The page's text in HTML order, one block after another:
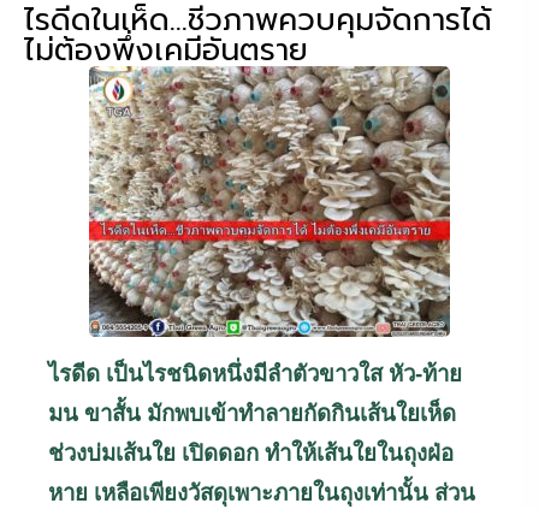
ไรดีดในเห็ด…ชีวภาพควบคุมจัดการได้
ไม่ต้องพึ่งเคมีอันตราย
ไรดีด เป็นไรชนิดหนึ่งมีลำตัวขาวใส หัว-ท้าย
มน ขาสั้น มักพบเข้าทำลายกัดกินเส้นใยเห็ด
ช่วงบ่มเส้นใย เปิดดอก ทำให้เส้นใยในถุงฝ่อ
หาย เหลือเพียงวัสดุเพาะภายในถุงเท่านั้น ส่วน